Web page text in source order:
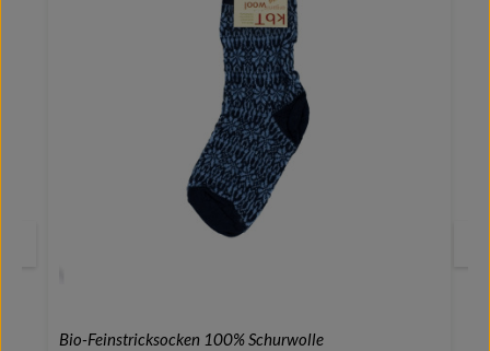
Bio-Feinstricksocken 100% Schurwolle